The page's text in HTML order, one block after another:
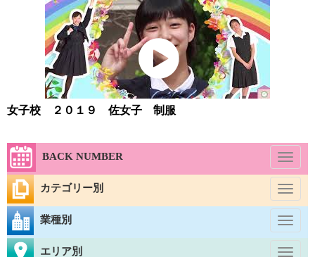
女子校 ２０１９ 佐女子 制服
BACK NUMBER
Toggle
カテゴリー別
Toggle
業種別
Toggle
エリア別
Toggle